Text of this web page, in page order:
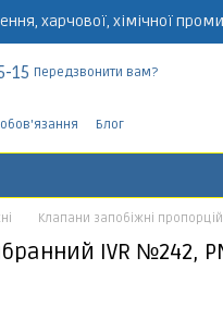
харчової, хімічної
15 Передзвонити вам?
Блог
Клапани запобіжні
IVR №242,